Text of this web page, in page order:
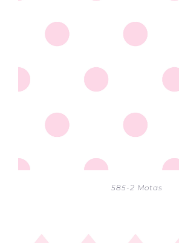
585-2 Motas